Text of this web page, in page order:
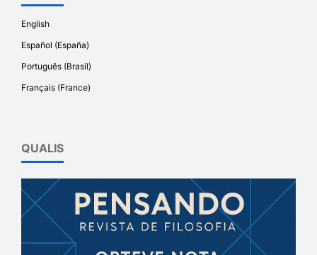
English
Español (España)
Português (Brasil)
Français (France)
QUALIS